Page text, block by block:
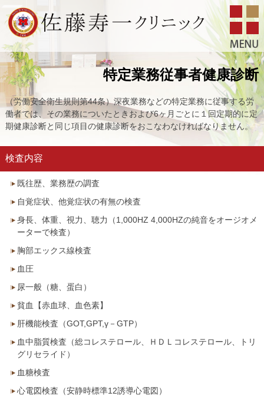
特定業務従事者健康診断
（労働安全衛生規則第44条）深夜業務などの特定業務に従事する労
働者では、その業務についたときおよび6ヶ月ごとに１回定期的に定
期健康診断と同じ項目の健康診断をおこなわなければなりません。
検査内容
既往歴、業務歴の調査
自覚症状、他覚症状の有無の検査
身長、体重、視力、聴力（1,000HZ 4,000HZの純音をオージオメ
ーターで検査）
胸部エックス線検査
血圧
尿一般（糖、蛋白）
貧血【赤血球、血色素】
肝機能検査（GOT,GPT,γ－GTP）
血中脂質検査（総コレステロール、ＨＤＬコレステロール、トリ
グリセライド）
血糖検査
心電図検査（安静時標準12誘導心電図）